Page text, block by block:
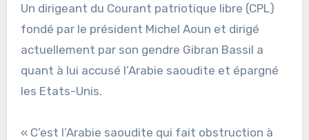
Un dirigeant du Courant patriotique libre (CPL)
fondé par le président Michel Aoun et dirigé
actuellement par son gendre Gibran Bassil a
quant à lui accusé l’Arabie saoudite et épargné
les Etats-Unis.
« C’est l’Arabie saoudite qui fait obstruction à